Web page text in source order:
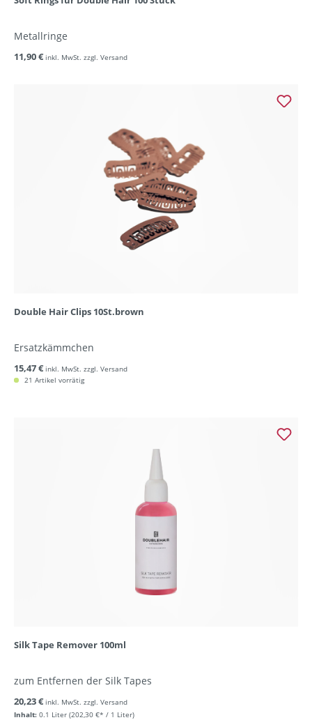
Metallringe
11,90 € inkl. MwSt. zzgl. Versand
Double Hair Clips 10St.brown
Ersatzkämmchen
15,47 € inkl. MwSt. zzgl. Versand
21 Artikel vorrätig
Silk Tape Remover 100ml
zum Entfernen der Silk Tapes
Inhalt: 0.1 Liter (202,30 €* / 1 Liter)
20,23 € inkl. MwSt. zzgl. Versand